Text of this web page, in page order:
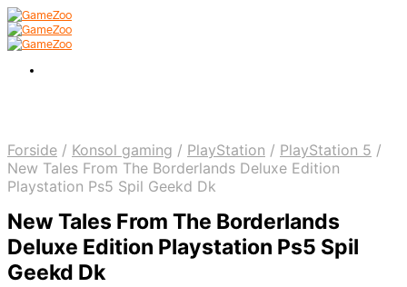
Forside / Konsol gaming / PlayStation / PlayStation 5 /
New Tales From The Borderlands Deluxe Edition
Playstation Ps5 Spil Geekd Dk
New Tales From The Borderlands
Deluxe Edition Playstation Ps5 Spil
Geekd Dk